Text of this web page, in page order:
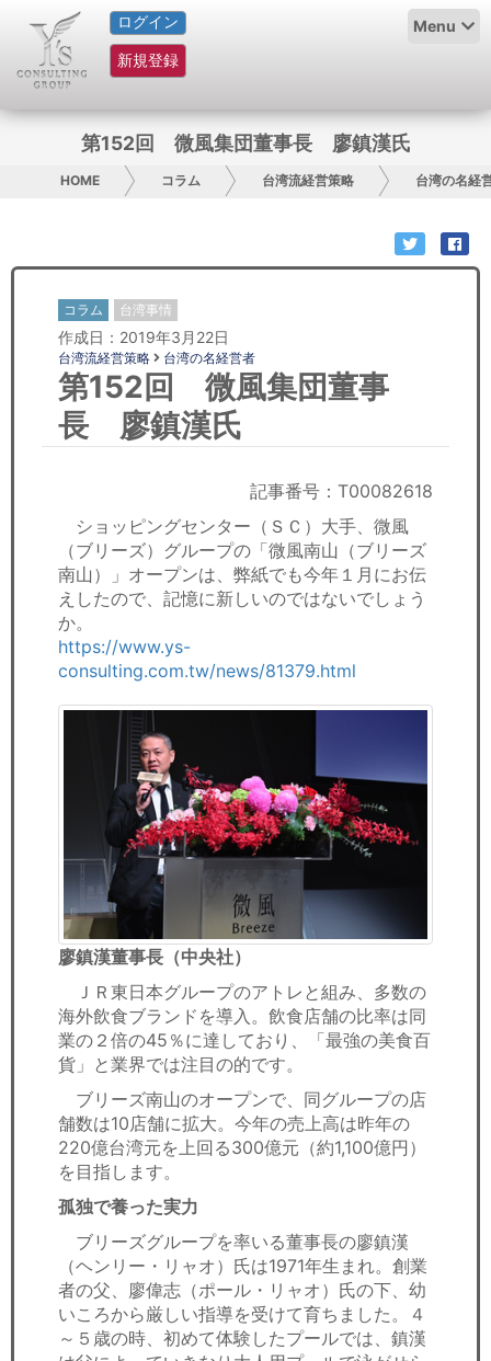
ログイン
新規登録
Menu
HOME
サービス紹介
コラム
グループ概要
日本人にPR
コンサルティング
リサーチ
経済ニュース
労務顧問
ＩＴ
飲食店情報
第152回 微風集団董事長 廖鎮漢氏
HOME コラム 台湾流経営策略 台湾の名経
コラム 台湾事情
作成日：2019年3月22日
台湾流経営策略 台湾の名経営者
第152回 微風集団董事
長 廖鎮漢氏
記事番号：T00082618
ショッピングセンター（ＳＣ）大手、微風
（ブリーズ）グループの「微風南山（ブリーズ
南山）」オープンは、弊紙でも今年１月にお伝
えしたので、記憶に新しいのではないでしょう
か。
https://www.ys-
consulting.com.tw/news/81379.html
廖鎮漢董事長（中央社）
ＪＲ東日本グループのアトレと組み、多数の
海外飲食ブランドを導入。飲食店舗の比率は同
業の２倍の45％に達しており、「最強の美食百
貨」と業界では注目の的です。
ブリーズ南山のオープンで、同グループの店
舗数は10店舗に拡大。今年の売上高は昨年の
220億台湾元を上回る300億元（約1,100億円）
を目指します。
孤独で養った実力
ブリーズグループを率いる董事長の廖鎮漢
（ヘンリー・リャオ）氏は1971年生まれ。創業
者の父、廖偉志（ポール・リャオ）氏の下、幼
いころから厳しい指導を受けて育ちました。４
～５歳の時、初めて体験したプールでは、鎮漢